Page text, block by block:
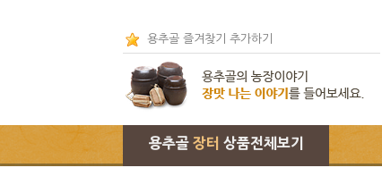
용추골 즐겨찾기 추가하기
용추골 장터 상품전체보기